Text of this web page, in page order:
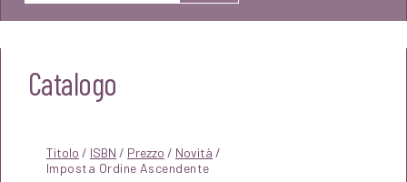
Catalogo
Titolo / ISBN / Prezzo / Novità /